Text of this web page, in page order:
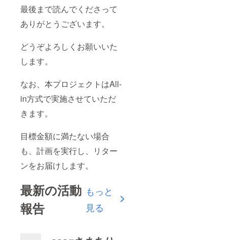
最後まで読んでくださって
ありがとうございます。
どうぞよろしくお願いいた
します。
なお、本プロジェクトはAll-
in方式で実施させていただ
きます。
目標金額に満たない場合
も、計画を実行し、リター
ンをお届けします。
最新の活動
報告
もっと
見る